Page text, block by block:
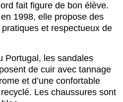
fait figure de bon élève.
1998, elle propose des
et respectueux de
Portugal, les sandales
de cuir avec tannage
et d’une confortable
Les chaussures sont